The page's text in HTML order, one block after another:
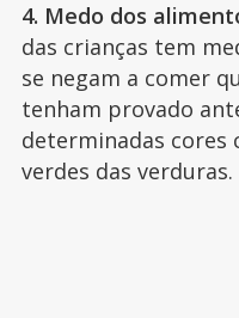
4. Medo dos
das crianças tem
se negam a comer
tenham provado
determinadas cores
verdes das verduras.